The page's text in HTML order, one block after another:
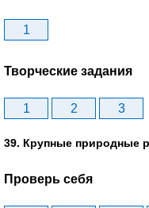
1
Творческие задания
1 2 3
39. Крупные природные
Проверь себя